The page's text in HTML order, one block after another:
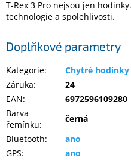
T-Rex 3 Pro nejsou jen
technologie a spolehlivosti.
Doplňkové parametry
Kategorie:
Chytré hodinky
Záruka:
24
EAN:
6972596109280
Barva
řemínku:
černá
Bluetooth:
ano
GPS:
ano